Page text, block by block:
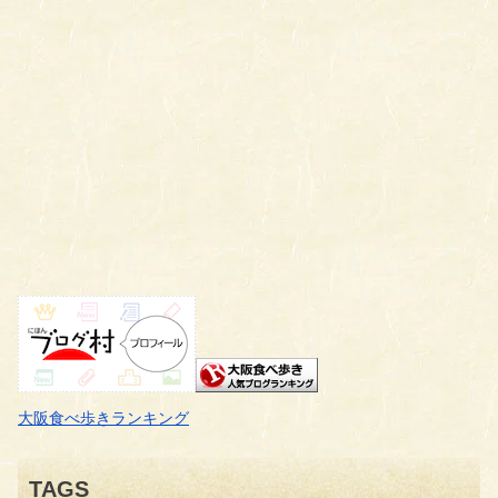
大阪食べ歩きランキング
TAGS